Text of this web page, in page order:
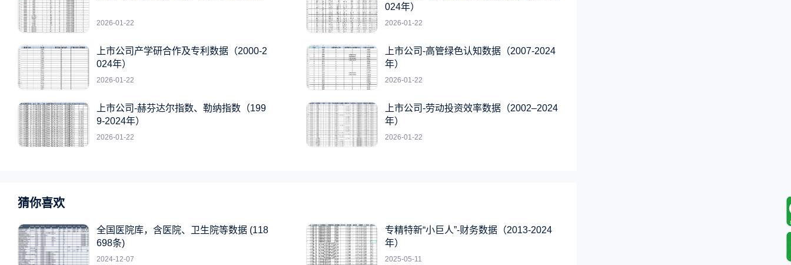
2026-01-22
024年）
2026-01-22
上市公司产学研合作及专利数据（2000-2
024年）
2026-01-22
上市公司-高管绿色认知数据（2007-2024
年）
2026-01-22
上市公司-赫芬达尔指数、勒纳指数（199
9-2024年）
2026-01-22
上市公司-劳动投资效率数据（2002–2024
年）
2026-01-22
猜你喜欢
全国医院库，含医院、卫生院等数据 (118
698条)
2024-12-07
专精特新“小巨人”-财务数据（2013-2024
年）
2025-05-11